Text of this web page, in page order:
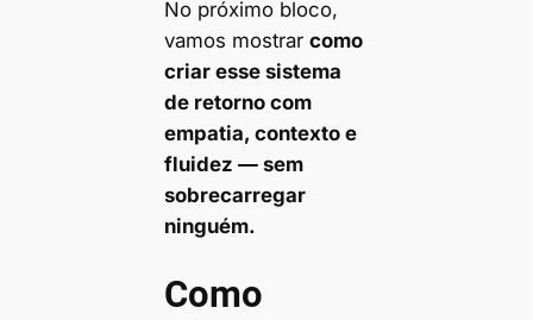
No próximo bloco,
vamos mostrar como
criar esse sistema
de retorno com
empatia, contexto e
fluidez — sem
sobrecarregar
ninguém.
Como